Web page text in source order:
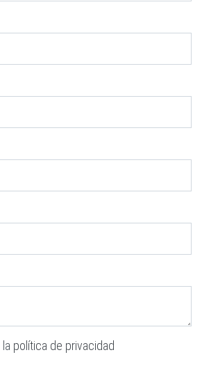
política de privacidad